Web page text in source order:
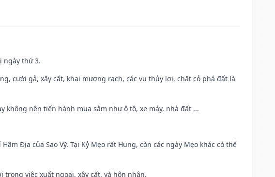
ngày thứ 3.
cưới gả, xây cất, khai mương rạch, các vụ thủy lợi, chặt cỏ phá đất là
nên tiến hành mua sắm như ô tô, xe máy, nhà đất ...
Địa của Sao Vỹ. Tại Kỷ Mẹo rất Hung, còn các ngày Mẹo khác có thể
trong việc xuất ngoại, xây cất, và hôn nhân.